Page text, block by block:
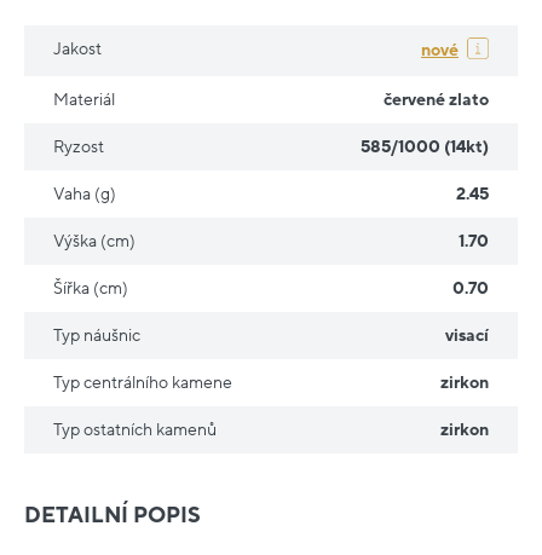
DETAILNÍ POPIS
Jakost nové
Materiál červené zlato
Ryzost 585/1000 (14kt)
Vaha (g) 2.45
Výška (cm) 1.70
Šířka (cm) 0.70
Typ náušnic visací
Typ centrálního kamene zirkon
Typ ostatních kamenů zirkon